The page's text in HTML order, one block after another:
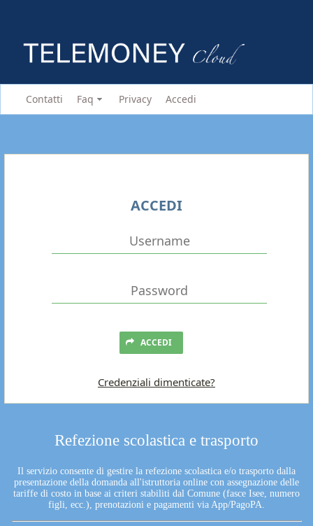
Contatti Faq Privacy Accedi
Refezione scolastica e trasporto
Il servizio consente di gestire la refezione scolastica e/o trasporto dalla
presentazione della domanda all'istruttoria online con assegnazione delle
tariffe di costo in base ai criteri stabiliti dal Comune (fasce Isee, numero
figli, ecc.), prenotazioni e pagamenti via App/PagoPA.
ACCEDI
ACCEDI
Credenziali dimenticate?